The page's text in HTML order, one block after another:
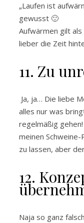
„Laufen ist
gewusst 🙂
Aufwärmen gilt
lieber die Zeit
11. Zu
Ja, ja… Die liebe
alles nur was
regelmäßig
meinen Schweine-
zu lassen, aber
12.
Naja so ganz